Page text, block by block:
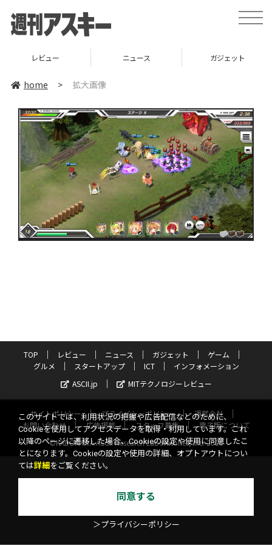
toggle
レビュー ニュース ガジェット
home > 拡大画像
TOP レビュー ニュース ガジェット
ゲーム
グルメ
スタートアップ ICT
インフォメーション
ASCII.jp
MITテクノロジーレビュー
サイトポリシー プライバシーポリシー
運営会社
お問い合わせ
広告掲載 スタッフ募集
電子版について
©KADOKAWA ASCII Research Laboratories, Inc. 2026
このサイトでは、利用状況の把握や広告配信などのために、
Cookieを使用してアクセスデータを取得・利用しています。これ
以降のページに遷移した場合、Cookieの設定や使用に同意したこ
とになります。Cookieの設定や使用の詳細、オプトアウトについ
ては詳細 をご覧ください。
同意する
＞プライバシーポリシー